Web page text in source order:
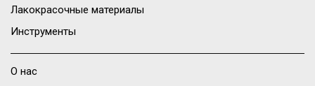
Лакокрасочные материалы
Инструменты
О нас